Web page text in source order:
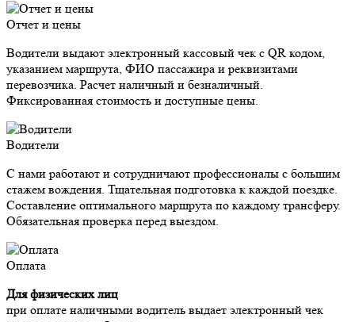
Отчет и цены
Водители выдают электронный кассовый чек с QR кодом,
указанием маршрута, ФИО пассажира и реквизитами
перевозчика. Расчет наличный и безналичный.
Фиксированная стоимость и доступные цены.
Водители
С нами работают и сотрудничают профессионалы с большим
стажем вождения. Тщательная подготовка к каждой поездке.
Составление оптимального маршрута по каждому трансферу.
Обязательная проверка перед выездом.
Оплата
Для физических лиц
при оплате наличными водитель выдает электронный чек